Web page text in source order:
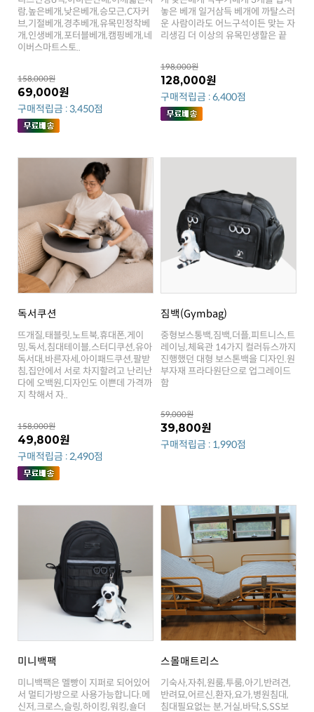
이버스마트스토..
158,000원
69,000원
구매적립금 : 3,450점
리생김 더 이상의 유목민생할은 끝
198,000원
128,000원
구매적립금 : 6,400점
독서쿠션
지 착해서 자..
158,000원
49,800원
구매적립금 : 2,490점
짐백(Gymbag)
함
59,000원
39,800원
구매적립금 : 1,990점
미니백팩 스몰매트리스